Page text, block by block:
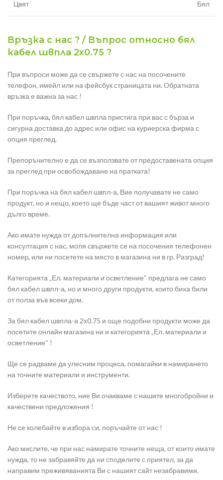
Цвят Бял
Връзка с нас ? / Въпрос относно бял
кабел швпла 2х0.75 ?
При въпроси може да се свържете с нас на посочените
телефон, имейл или на фейсбук страницата ни. Обратната
връзка е важна за нас !
При поръчка, бял кабел швпла пристига при вас с бърза и
сигурна доставка до адрес или офис на куриерска фирма с
опция преглед.
Препоръчително е да се възползвате от предоставената опция
за преглед при освобождаване на пратката!
При поръчка на бял кабел швпл-а, Вие получавате не само
продукт, но и нещо, което ще бъде част от вашият живот много
дълго време.
Ако имате нужда от допълнителна информация или
консултация с нас, моля свържете се на посочения телефонен
номер, или ни посетете на място в магазина ни в гр. Разград!
Категорията „Ел. материали и осветление“ предлага не само
бял кабел швпл-а, но и много други продукти, които биха били
от полза във всеки дом.
За бял кабел швпла-а 2х0.75 и още подобни продукти може да
посетите онлайн магазина ни и категорията „Ел. материали и
осветление“ !
Ще се радваме да улесним процеса, помагайки в намирането
на точните материали и инструменти.
Изберете качеството, ние Ви очакваме с нашите многобройни и
качествени предложения !
Не се колебайте в избора си, поръчайте от нас !
Ако мислите, че при нас намирате точните неща, от които имате
нужда, то не забравяйте да ни споделите с приятел, за да
направим преживяванията Ви с нашият сайт незабравими.